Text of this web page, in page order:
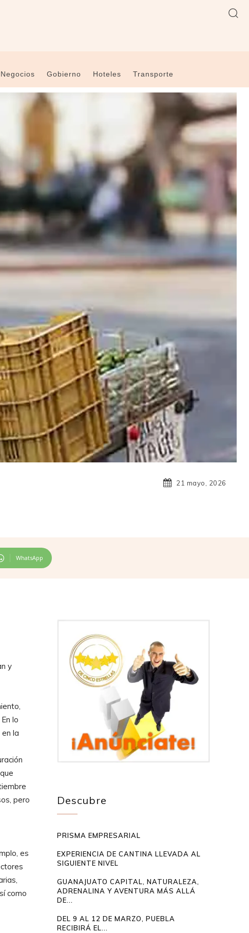
Negocios Gobierno Hoteles Transporte
21 mayo, 2026
WhatsApp
y
lo
la
pero
es
como
Descubre
PRISMA EMPRESARIAL
EXPERIENCIA DE CANTINA LLEVADA AL
SIGUIENTE NIVEL
GUANAJUATO CAPITAL, NATURALEZA,
ADRENALINA Y AVENTURA MÁS ALLÁ
DE...
DEL 9 AL 12 DE MARZO, PUEBLA
RECIBIRÁ EL...